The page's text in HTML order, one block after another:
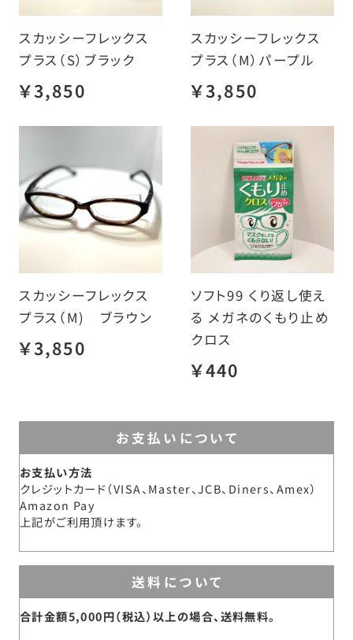
スカッシーフレックス
プラス（S）ブラック
￥3,850
スカッシーフレックス
プラス（M）パープル
￥3,850
スカッシーフレックス
プラス（M) ブラウン
￥3,850
ソフト99 くり返し使え
る メガネのくもり止め
クロス
￥440
お支払いについて
お支払い方法
クレジットカード（VISA、Master、JCB、Diners、Amex）
Amazon Pay
上記がご利用頂けます。
送料について
合計金額5,000円（税込）以上の場合、送料無料。